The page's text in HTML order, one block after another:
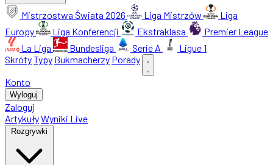
Mistrzostwa Świata 2026 Liga Mistrzów
Liga
Europy
Liga Konferencji Ekstraklasa
Premier League
La Liga
Bundesliga Serie A
Ligue 1
SkrótyTypy Bukmacherzy Porady
Konto
Wyloguj
Zaloguj
ArtykułyWyniki Live
Rozgrywki